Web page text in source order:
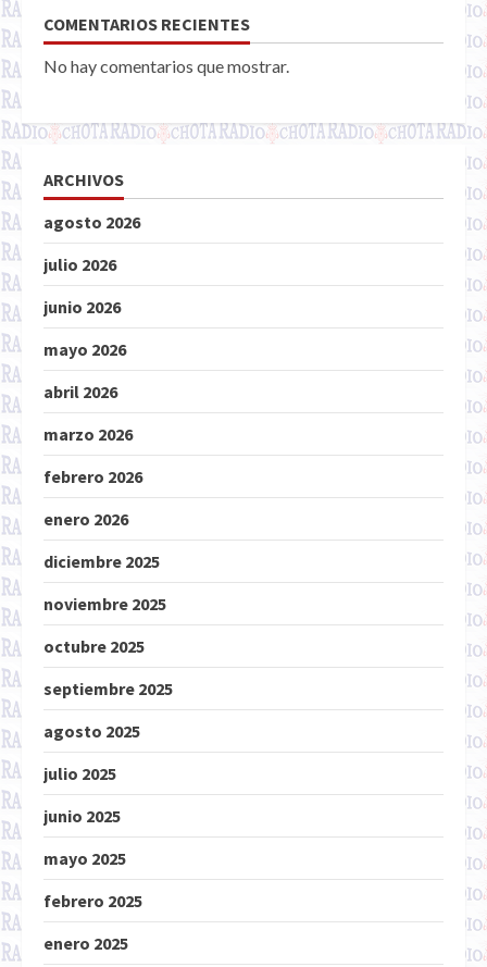
COMENTARIOS RECIENTES
No hay comentarios que mostrar.
ARCHIVOS
agosto 2026
julio 2026
junio 2026
mayo 2026
abril 2026
marzo 2026
febrero 2026
enero 2026
diciembre 2025
noviembre 2025
octubre 2025
septiembre 2025
agosto 2025
julio 2025
junio 2025
mayo 2025
febrero 2025
enero 2025